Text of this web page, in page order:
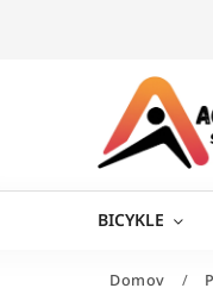
BICYKLE
Domov /